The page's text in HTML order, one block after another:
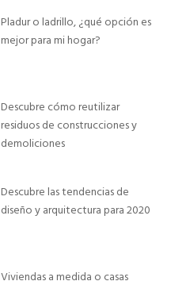
Pladur o ladrillo, ¿qué opción es
mejor para mi hogar?
Descubre cómo reutilizar
residuos de construcciones y
demoliciones
Descubre las tendencias de
diseño y arquitectura para 2020
Viviendas a medida o casas